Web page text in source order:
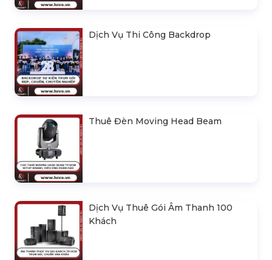
Dịch Vụ Thi Công Backdrop
Thuê Đèn Moving Head Beam
Dịch Vụ Thuê Gói Âm Thanh 100
Khách